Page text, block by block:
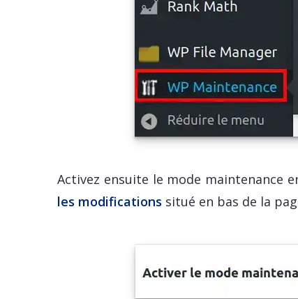
Activez ensuite le mode maintenance
les modifications situé en bas de la